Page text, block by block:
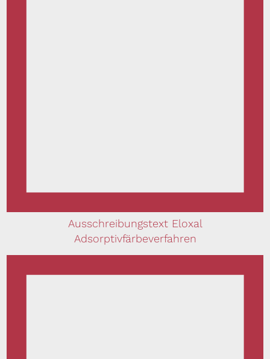
Ausschreibungstext Eloxal
Adsorptivfärbeverfahren